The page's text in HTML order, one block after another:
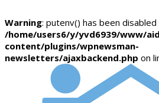
Warning: putenv() has been
/home/users6/y/yvd6939/www/
content/plugins/wpnewsman-
newsletters/ajaxbackend.php on